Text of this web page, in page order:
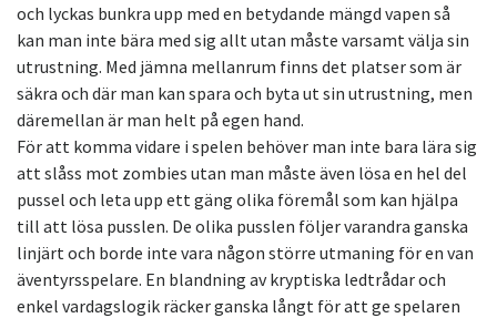
och lyckas bunkra upp med en betydande mängd vapen så
kan man inte bära med sig allt utan måste varsamt välja sin
utrustning. Med jämna mellanrum finns det platser som är
säkra och där man kan spara och byta ut sin utrustning, men
däremellan är man helt på egen hand.
För att komma vidare i spelen behöver man inte bara lära sig
att slåss mot zombies utan man måste även lösa en hel del
pussel och leta upp ett gäng olika föremål som kan hjälpa
till att lösa pusslen. De olika pusslen följer varandra ganska
linjärt och borde inte vara någon större utmaning för en van
äventyrsspelare. En blandning av kryptiska ledtrådar och
enkel vardagslogik räcker ganska långt för att ge spelaren